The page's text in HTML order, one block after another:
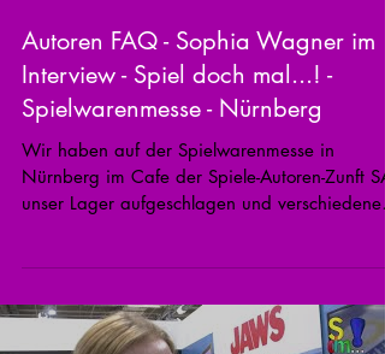
Autoren FAQ - Sophia Wagner im
Interview - Spiel doch mal...! -
Spielwarenmesse - Nürnberg
Wir haben auf der Spielwarenmesse in
Nürnberg im Cafe der Spiele-Autoren-Zunft
unser Lager aufgeschlagen und verschiedene